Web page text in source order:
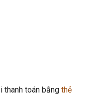
thanh toán bằng thẻ